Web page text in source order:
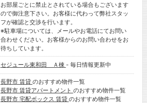
お部屋ごとに禁止とされている場合もございます
ので御注意下さい。お客様に代わって弊社スタッ
フが確認と交渉を行います。
※駐車場については、メールやお電話にてお問い
合わせください。お客様からのお問い合わせをお
待ちしています。
セジュール東和田 Ａ棟 - 毎日情報更新中
長野市 賃貸 のおすすめ物件一覧
長野市 賃貸アパートメント のおすすめ物件一覧
長野市 宅配ボックス 賃貸 のおすすめ物件一覧